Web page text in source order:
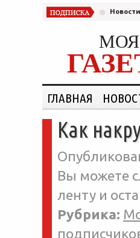
Новости
МОЯ
ГЛАВНАЯ
Как
Вы можете
ленту и
Рубрика: